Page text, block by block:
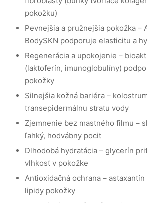
pokožku)
Pevnejšia a pružnejšia pokožka –
BodySKN podporuje elasticitu a
Regenerácia a upokojenie –
(laktoferín, imunoglobulíny)
pokožky
Silnejšia kožná bariéra –
transepidermálnu stratu vody
Zjemnenie bez mastného filmu –
ľahký, hodvábny pocit
Dlhodobá hydratácia – glycerín
vlhkosť v pokožke
Antioxidačná ochrana –
lipidy pokožky